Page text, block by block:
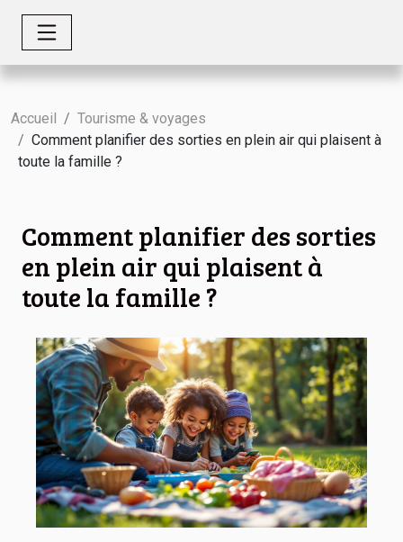
Accueil
Tourisme & voyages
Comment planifier des sorties en plein air qui plaisent à
toute la famille ?
Comment planifier des sorties
en plein air qui plaisent à
toute la famille ?